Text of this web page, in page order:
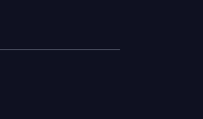
erfreuen, der
Rolando Villazón,